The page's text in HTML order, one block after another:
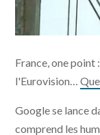
France, one point
l'Eurovision…
Google se lance
comprend les